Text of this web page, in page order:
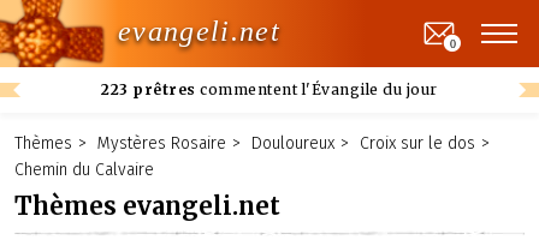
evangeli.net
223 prêtres commentent l'Évangile du jour
0
Thèmes Mystères Rosaire Douloureux
Croix sur le dos
Chemin du Calvaire
Thèmes evangeli.net